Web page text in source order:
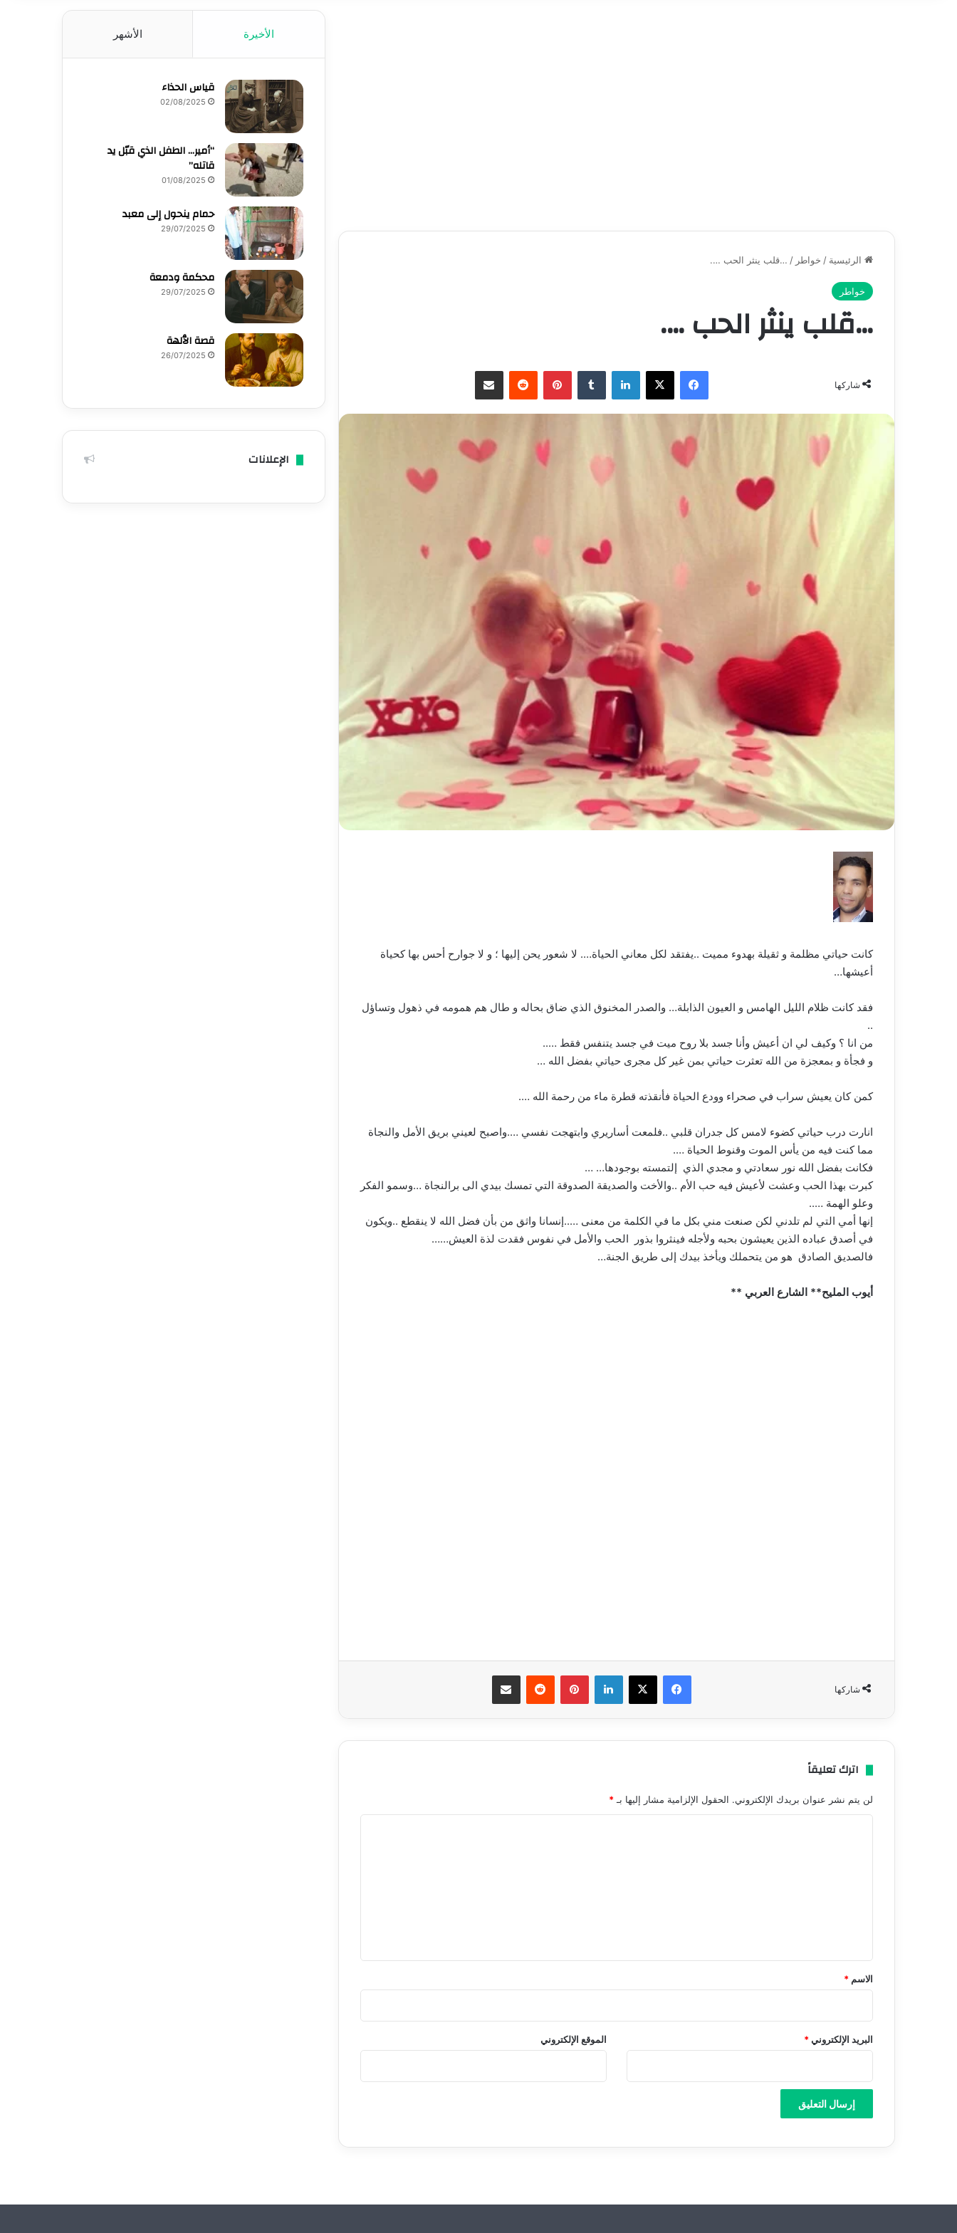
الرئيسية / خواطر / …قلب ينثر الحب ….
خواطر
…قلب ينثر الحب ….
شاركها
فيسبوك ‫X لينكدإن ‏Tumblr بينتيريست
‏Reddit مشاركة عبر البريد
كانت حياتي مظلمة و ثقيلة بهدوء مميت ..يفتقد لكل معاني الحياة…. لا شعور يحن إليها ؛ و لا جوارح أحس بها كحياة
أعيشها…
فقد كانت ظلام الليل الهامس و العيون الذابلة… والصدر المخنوق الذي ضاق بحاله و طال هم همومه في ذهول وتساؤل
..
من انا ؟ وكيف لي ان أعيش وأنا جسد بلا روح ميت في جسد يتنفس فقط …..
و فجأة و بمعجزة من الله تعثرت حياتي بمن غير كل مجرى حياتي بفضل الله …
كمن كان يعيش سراب في صحراء وودع الحياة فأنقذته قطرة ماء من رحمة الله ….
انارت درب حياتي كضوء لامس كل جدران قلبي ..فلمعت أساريري وابتهجت نفسي ….واصبح لعيني بريق الأمل والنجاة
مما كنت فيه من يأس الموت وقنوط الحياة ….
فكانت بفضل الله نور سعادتي و مجدي الذي إلتمسته بوجودها… …
كبرت بهذا الحب وعشت لأعيش فيه حب الأم ..والأخت والصديقة الصدوقة التي تمسك بيدي الى برالنجاة …وسمو الفكر
وعلو الهمة …..
إنها أمي التي لم تلدني لكن صنعت مني بكل ما في الكلمة من معنى …..إنسانا واثق من بأن فضل الله لا ينقطع ..ويكون
في أصدق عباده الذين يعيشون بحبه ولأجله فينثروا بذور الحب والأمل في نفوس فقدت لذة العيش……
فالصديق الصادق هو من يتحملك ويأخذ بيدك إلى طريق الجنة…
أيوب المليح** الشارع العربي **
شاركها
فيسبوك ‫X لينكدإن بينتيريست
‏Reddit مشاركة عبر البريد
اترك تعليقاً
لن يتم نشر عنوان بريدك الإلكتروني. الحقول الإلزامية مشار إليها بـ*
*
الاسم *
البريد الإلكتروني* الموقع الإلكتروني
الأخيرة الأشهر
قياس الحذاء
02/08/2025
“أمير… الطفل الذي قبّل يد
قاتله”
01/08/2025
حمام ينحول إلى معبد
29/07/2025
محكمة ودمعة
29/07/2025
قصة الٱلهة
26/07/2025
الإعلانات